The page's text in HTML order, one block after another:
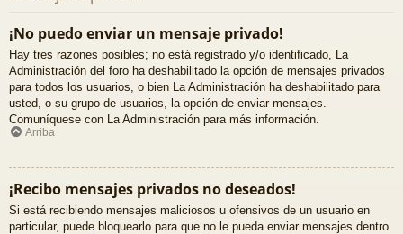
¡No puedo enviar un mensaje privado!
Hay tres razones posibles; no está registrado y/o identificado, La
Administración del foro ha deshabilitado la opción de mensajes privados
para todos los usuarios, o bien La Administración ha deshabilitado para
usted, o su grupo de usuarios, la opción de enviar mensajes.
Comuníquese con La Administración para más información.
Arriba
¡Recibo mensajes privados no deseados!
Si está recibiendo mensajes maliciosos u ofensivos de un usuario en
particular, puede bloquearlo para que no le pueda enviar mensajes dentro